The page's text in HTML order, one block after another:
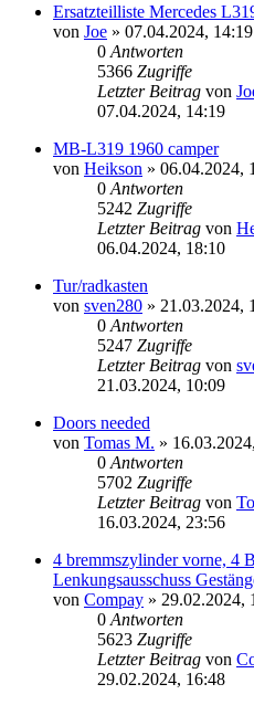
Ersatzteilliste Mercedes
von Joe » 07.04.2024, 14:19
0 Antworten
5366 Zugriffe
Letzter Beitrag von
07.04.2024, 14:19
MB-L319 1960 camper
von Heikson » 06.04.2024,
0 Antworten
5242 Zugriffe
Letzter Beitrag von
06.04.2024, 18:10
Tur/radkasten
von sven280 » 21.03.2024,
0 Antworten
5247 Zugriffe
Letzter Beitrag von
21.03.2024, 10:09
Doors needed
von Tomas M. »
0 Antworten
5702 Zugriffe
Letzter Beitrag von
16.03.2024, 23:56
4 bremmszylinder vorne, 4
Lenkungsausschuss
von Compay » 29.02.2024,
0 Antworten
5623 Zugriffe
Letzter Beitrag von
29.02.2024, 16:48